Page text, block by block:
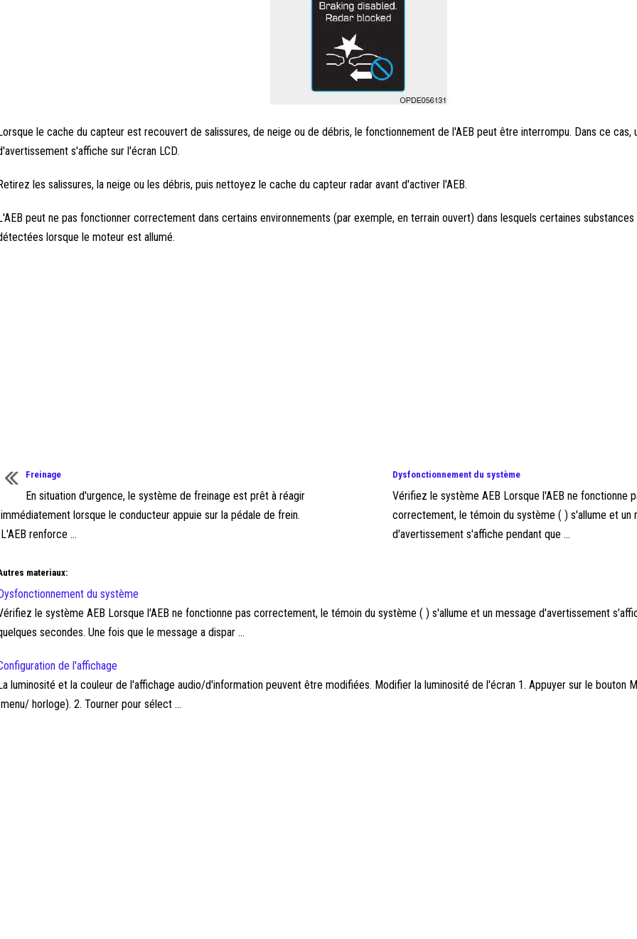
le cache du capteur est recouvert de salissures, de neige ou de débris, le fonctionnement de l'AEB peut être interrompu. Dans ce cas,
s'affiche sur l'écran LCD.
les salissures, la neige ou les débris, puis nettoyez le cache du capteur radar avant d'activer l'AEB.
peut ne pas fonctionner correctement dans certains environnements (par exemple, en terrain ouvert) dans lesquels certaines substances
lorsque le moteur est allumé.
Freinage
En situation d'urgence, le système de freinage est prêt à réagir
immédiatement lorsque le conducteur appuie sur la pédale de frein.
L'AEB renforce ...
Dysfonctionnement du système
Vérifiez le système AEB Lorsque l'AEB ne fonctionne
correctement, le témoin du système ( ) s'allume et un
d'avertissement s'affiche pendant que ...
materiaux:
du système
le système AEB Lorsque l'AEB ne fonctionne pas correctement, le témoin du système ( ) s'allume et un message d'avertissement
secondes. Une fois que le message a dispar ...
de l'affichage
luminosité et la couleur de l'affichage audio/d'information peuvent être modifiées. Modifier la luminosité de l'écran 1. Appuyer sur le bouton
horloge). 2. Tourner pour sélect ...